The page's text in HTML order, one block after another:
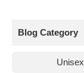
Blog Category
Unisex